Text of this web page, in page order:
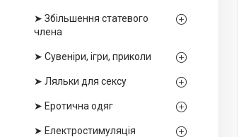
➤ Збільшення статевого
члена
➤ Сувеніри, ігри, приколи
➤ Ляльки для сексу
➤ Еротична одяг
➤ Електростимуляція